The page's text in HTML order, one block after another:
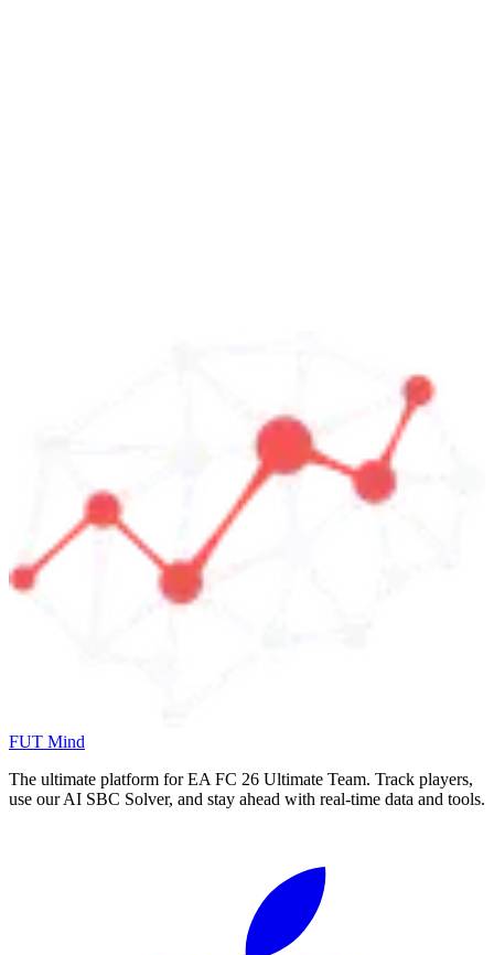
FUT Mind
The ultimate platform for EA FC 26 Ultimate Team. Track players,
use our AI SBC Solver, and stay ahead with real-time data and tools.